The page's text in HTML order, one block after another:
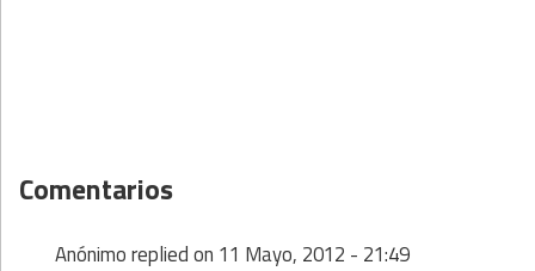
Comentarios
Anónimoreplied on 11 Mayo, 2012 - 21:49